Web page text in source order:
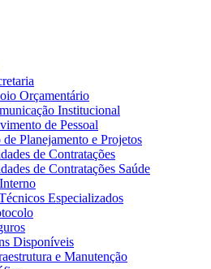
Orçamentário
Institucional
de Pessoal
Planejamento e Projetos
de Contratações
de Contratações Saúde
Especializados
Disponíveis
e Manutenção